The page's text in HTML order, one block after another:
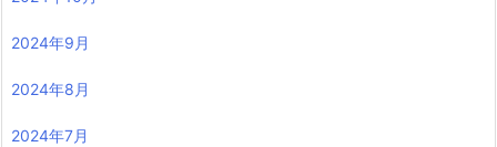
2024年9月
2024年8月
2024年7月